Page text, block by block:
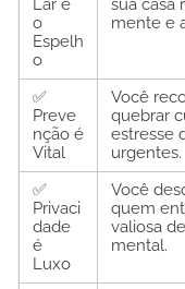
Lar é
o
Espelh
o
sua casa
mente e
✅
Preve
nção é
Vital
Você
quebrar
estresse
urgentes.
✅
Privaci
dade
é
Luxo
Você
quem
valiosa
mental.